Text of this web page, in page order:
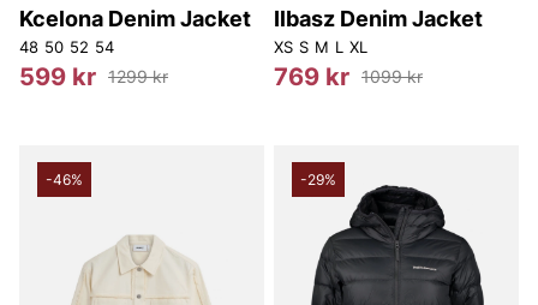
Kcelona Denim Jacket
48 50 52 54
599 kr 1299 kr
Ilbasz Denim Jacket
XS S M L XL
769 kr 1099 kr
-46% -29%